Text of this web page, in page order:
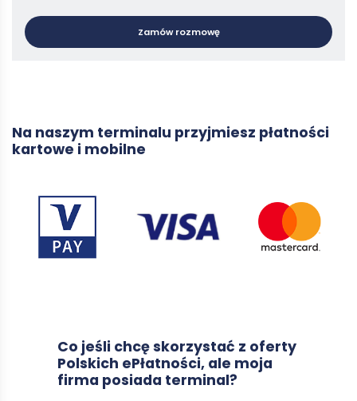
Zamów rozmowę
Na naszym terminalu przyjmiesz płatności
kartowe i mobilne
Co jeśli chcę skorzystać z oferty
Polskich ePłatności, ale moja
firma posiada terminal?